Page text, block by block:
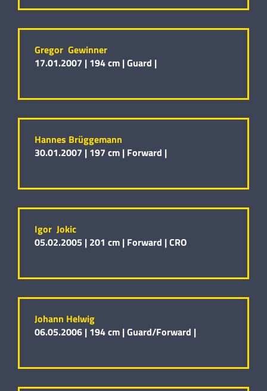
Gregor Gewinner
17.01.2007 | 194 cm |Guard |
Hannes Brüggemann
30.01.2007 | 197 cm | Forward |
Igor Jokic
05.02.2005 | 201 cm | Forward |CRO
Johann Helwig
06.05.2006 | 194 cm |Guard/Forward |